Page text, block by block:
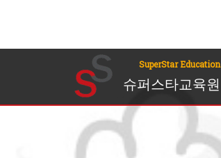
SuperStar Education
슈퍼스타교육원